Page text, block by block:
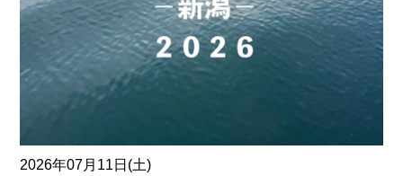
2026年07月11日(土)